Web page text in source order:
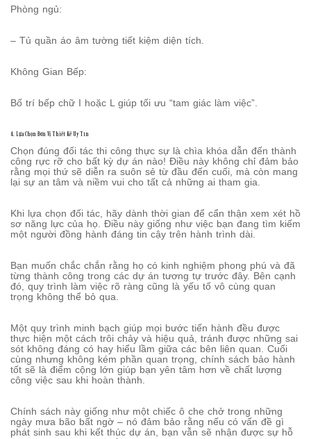
Phòng ngủ:
– Tủ quần áo âm tường tiết kiệm diện tích.
Không Gian Bếp:
Bố trí bếp chữ I hoặc L giúp tối ưu “tam giác làm việc”.
4. Lựa Chọn Đơn Vị Thiết Kế Uy Tín
Chọn đúng đối tác thi công thực sự là chìa khóa dẫn đến thành
công rực rỡ cho bất kỳ dự án nào! Điều này không chỉ đảm bảo
rằng mọi thứ sẽ diễn ra suôn sẻ từ đầu đến cuối, mà còn mang
lại sự an tâm và niềm vui cho tất cả những ai tham gia.
Khi lựa chọn đối tác, hãy dành thời gian để cẩn thận xem xét hồ
sơ năng lực của họ. Điều này giống như việc bạn đang tìm kiếm
một người đồng hành đáng tin cậy trên hành trình dài.
Bạn muốn chắc chắn rằng họ có kinh nghiệm phong phú và đã
từng thành công trong các dự án tương tự trước đây. Bên cạnh
đó, quy trình làm việc rõ ràng cũng là yếu tố vô cùng quan
trọng không thể bỏ qua.
Một quy trình minh bạch giúp mọi bước tiến hành đều được
thực hiện một cách trôi chảy và hiệu quả, tránh được những sai
sót không đáng có hay hiểu lầm giữa các bên liên quan. Cuối
cùng nhưng không kém phần quan trọng, chính sách bảo hành
tốt sẽ là điểm cộng lớn giúp bạn yên tâm hơn về chất lượng
công việc sau khi hoàn thành.
Chính sách này giống như một chiếc ô che chở trong những
ngày mưa bão bất ngờ – nó đảm bảo rằng nếu có vấn đề gì
phát sinh sau khi kết thúc dự án, bạn vẫn sẽ nhận được sự hỗ